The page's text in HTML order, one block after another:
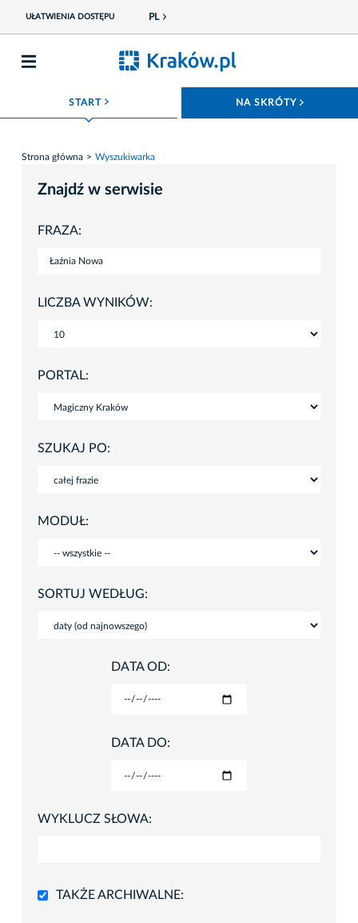
UŁATWIENIA DOSTĘPU PL
START ROZWIŃ MENU NA SKRÓTY
Strona główna Wyszukiwarka
Znajdź w serwisie
FRAZA:
LICZBA WYNIKÓW:
PORTAL:
SZUKAJ PO:
MODUŁ:
SORTUJ WEDŁUG:
DATA OD:
DATA DO:
WYKLUCZ SŁOWA:
TAKŻE ARCHIWALNE: